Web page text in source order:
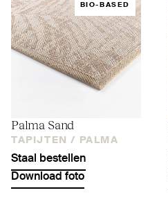
BIO-BASED
Palma Sand
TAPIJTEN / PALMA
Staal bestellen
Download foto